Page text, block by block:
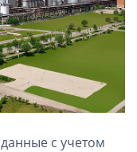
с учетом